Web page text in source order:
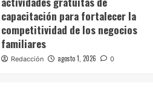
capacitación para fortalecer la
competitividad de los negocios
familiares
Redacción agosto 1, 2026 0